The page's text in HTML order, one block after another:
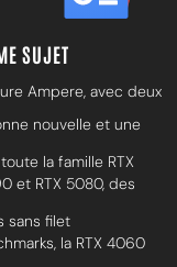
SUJET
Ampere, avec deux
nouvelle et une
la famille RTX
et RTX 5080, des
sans filet
la RTX 4060